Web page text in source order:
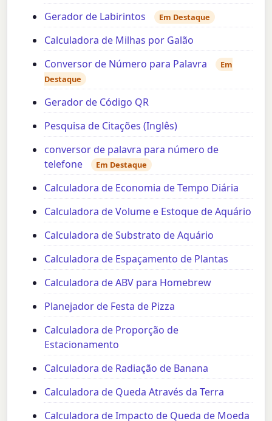
Gerador de Labirintos Em Destaque
Calculadora de Milhas por Galão
Conversor de Número para Palavra
Em
Destaque
Gerador de Código QR
Pesquisa de Citações (Inglês)
conversor de palavra para número de
telefone
Em Destaque
Calculadora de Economia de Tempo Diária
Calculadora de Volume e Estoque de Aquário
Calculadora de Substrato de Aquário
Calculadora de Espaçamento de Plantas
Calculadora de ABV para Homebrew
Planejador de Festa de Pizza
Calculadora de Proporção de
Estacionamento
Calculadora de Radiação de Banana
Calculadora de Queda Através da Terra
Calculadora de Impacto de Queda de Moeda